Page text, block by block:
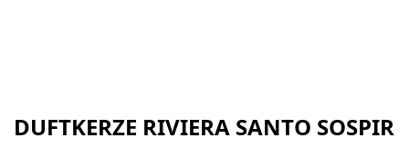
DUFTKERZE RIVIERA SANTO SOSPIR